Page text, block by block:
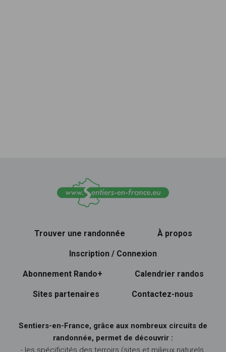
Trouver une randonnée À propos
Inscription / Connexion
Abonnement Rando+ Calendrier randos
Sites partenaires Contactez-nous
Sentiers-en-France, grâce aux nombreux circuits de
randonnée, permet de découvrir :
- les spécificités des terroirs (sites et milieux naturels,